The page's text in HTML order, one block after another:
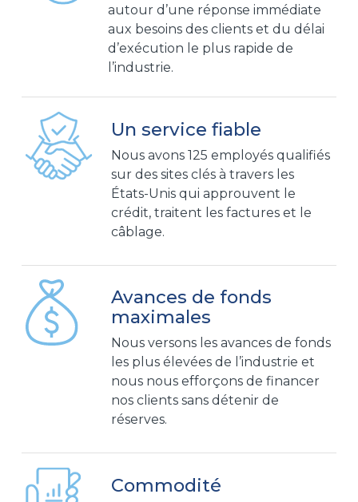
autour d’une réponse immédiate
aux besoins des clients et du délai
d’exécution le plus rapide de
l’industrie.
Un service fiable
Nous avons 125 employés qualifiés
sur des sites clés à travers les
États-Unis qui approuvent le
crédit, traitent les factures et le
câblage.
Avances de fonds
maximales
Nous versons les avances de fonds
les plus élevées de l’industrie et
nous nous efforçons de financer
nos clients sans détenir de
réserves.
Commodité